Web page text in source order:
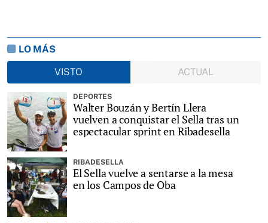
LO MÁS
VISTO
ACTUAL
DEPORTES
Walter Bouzán y Bertín Llera
vuelven a conquistar el Sella tras un
espectacular sprint en Ribadesella
RIBADESELLA
El Sella vuelve a sentarse a la mesa
en los Campos de Oba